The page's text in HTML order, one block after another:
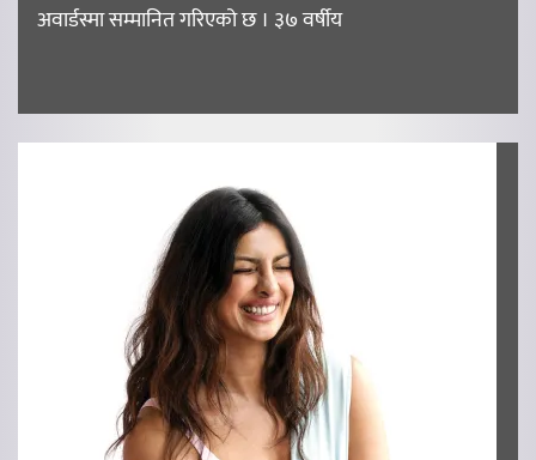
अवार्डस्मा सम्मानित गरिएको छ । ३७ वर्षीय